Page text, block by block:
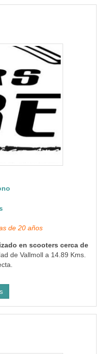
de 20 años
en scooters cerca de
de Vallmoll a 14.89 Kms.